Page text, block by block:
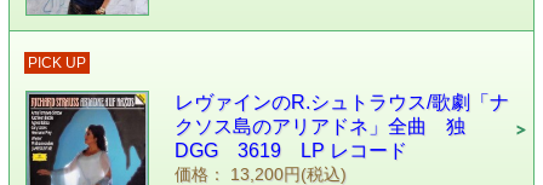
PICK UP
レヴァインのR.シュトラウス/歌劇「ナ
クソス島のアリアドネ」全曲 独
DGG 3619 LP レコード
価格： 13,200円(税込)